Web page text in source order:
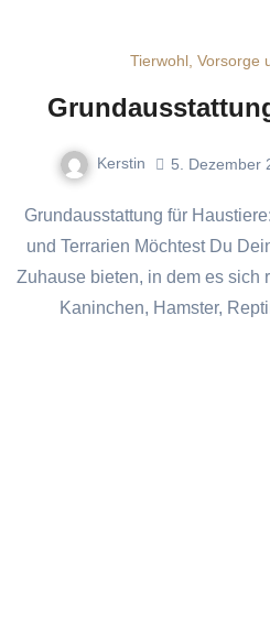
Tierwohl, Vorsorge
Kerstin 5. Dezember
Grundausstattung für Haustiere: Tipps für Käfige, Gehege
und Terrarien Möchtest Du
Zuhause bieten, in dem es sich
Kaninchen, Hamster,